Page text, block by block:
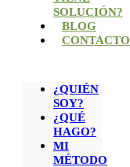
SOLUCIÓN?
BLOG
CONTACTO
¿QUIÉN
SOY?
¿QUÉ
HAGO?
MI
MÉTODO